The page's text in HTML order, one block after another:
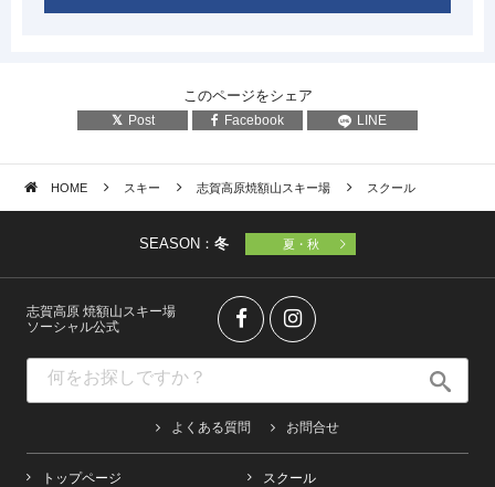
このページをシェア
Post Facebook LINE
HOME スキー 志賀高原焼額山スキー場 スクール
SEASON： 冬 夏・秋
志賀高原 焼額山スキー場
ソーシャル公式
よくある質問 お問合せ
トップページ
スクール